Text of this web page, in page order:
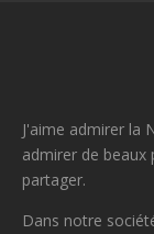
J'aime admirer la
admirer de beaux
partager.
Dans notre